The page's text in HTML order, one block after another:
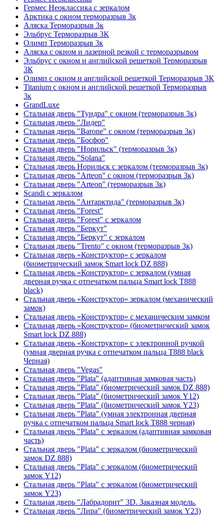
Гермес Неоклассика с зеркалом
Арктика с окном терморазрыв 3к
Аляска Терморазрыв 3к
Эльбрус Терморазрыв 3К
Олимп Терморазрыв 3к
Аляска с окном и лазерной резкой с терморазрывом
Эльбрус с окном и английской решеткой Терморазрыв
3К
Олимп с окном и английской решеткой Терморазрыв 3К
Titanium с окном и английской решеткой Терморазрыв
3к
GrandLuxe
Стальная дверь "Тундра" с окном (терморазрыв 3к)
Стальная дверь "Лидер"
Стальная дверь "Barone" с окном (терморазрыв 3к)
Стальная дверь "Босфор"
Стальная дверь "Норильск" (терморазрыв 3к)
Стальная дверь "Solana"
Стальная дверь Норильск с зеркалом (терморазрыв 3к)
Стальная дверь "Arteon" с окном (терморазрыв 3к)
Стальная дверь "Arteon" (терморазрыв 3к)
Scandi с зеркалом
Стальная дверь "Антарктида" (терморазрыв 3к)
Стальная дверь "Forest"
Стальная дверь "Forest" с зеркалом
Стальная дверь "Беркут"
Стальная дверь "Беркут" с зеркалом
Стальная дверь "Trento" с окном (терморазрыв 3к)
Стальная дверь «Конструктор» с зеркалом
(биометрический замок Smart lock DZ 888)
Стальная дверь «Конструктор» с зеркалом (умная
дверная ручка с отпечатком пальца Smart lock T888
black)
Стальная дверь «Конструктор» зеркалом (механический
замок)
Стальная дверь «Конструктор» с механическим замком
Стальная дверь «Конструктор» (биометрический замок
Smart lock DZ 888)
Стальная дверь «Конструктор» с электронной ручкой
(умная дверная ручка с отпечатком пальца T888 black
Черная)
Стальная дверь "Vegas"
Стальная дверь "Plata" (адаптивная замковая часть)
Стальная дверь "Plata" (биометрический замок DZ 888)
Стальная дверь "Plata" (биометрический замок Y12)
Стальная дверь "Plata" (биометрический замок Y23)
Стальная дверь "Plata" (умная электронная дверная
ручка с отпечатком пальца Smart lock T888 черная)
Стальная дверь "Plata" с зеркалом (адаптивная замковая
часть)
Стальная дверь "Plata" с зеркалом (биометрический
замок DZ 888)
Стальная дверь "Plata" с зеркалом (биометрический
замок Y12)
Стальная дверь "Plata" с зеркалом (биометрический
замок Y23)
Стальная дверь "Лабрадорит" 3D. Заказная модель.
Стальная дверь "Лира" (биометрический замок Y23)